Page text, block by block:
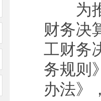
为推
财务决
工财务
务规则
办法》